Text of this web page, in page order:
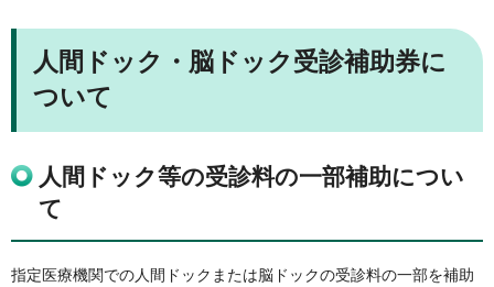
人間ドック・脳ドック受診補助券に
ついて
人間ドック等の受診料の一部補助につい
て
指定医療機関での人間ドックまたは脳ドックの受診料の一部を補助